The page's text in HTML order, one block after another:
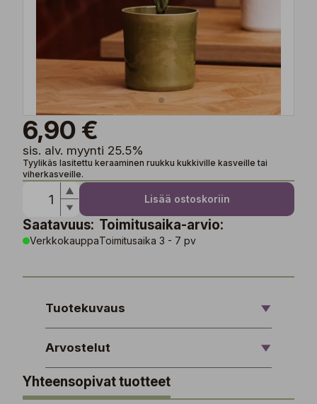
6,90 €
sis. alv. myynti 25.5%
Tyylikäs lasitettu keraaminen ruukku kukkiville kasveille tai
viherkasveille.
Lisää ostoskoriin
Saatavuus:
Verkkokauppa
Toimitusaika-arvio:
Toimitusaika 3 - 7 pv
Tuotekuvaus
Arvostelut
Yhteensopivat tuotteet